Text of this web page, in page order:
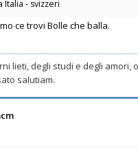
Italia - svizzeri
ce trovi Bolle che balla.
lieti, degli studi e degli amori,
salutiam.